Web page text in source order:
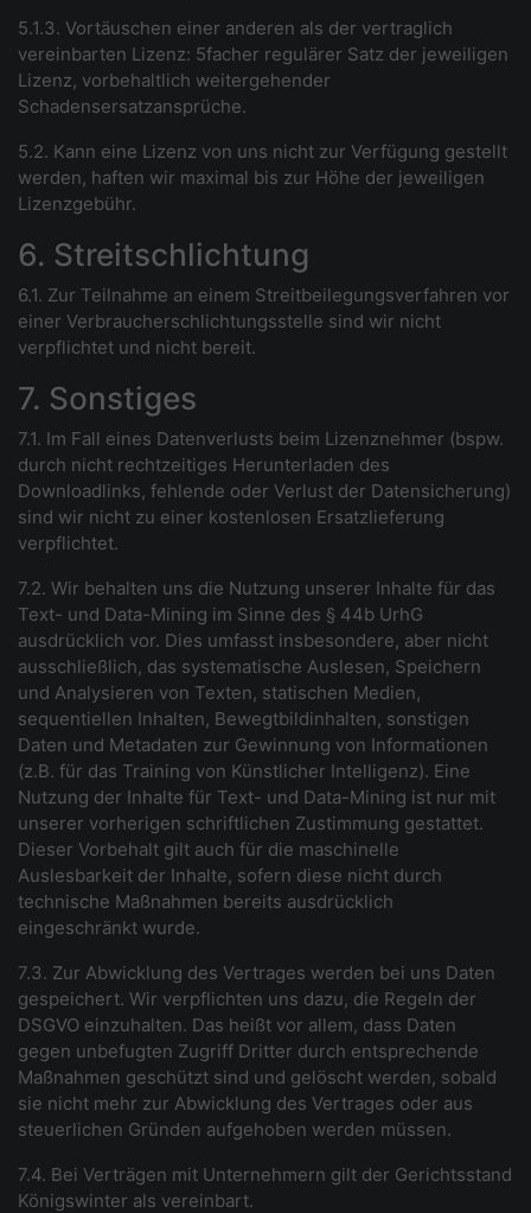
5.1.3. Vortäuschen einer anderen als der vertraglich
vereinbarten Lizenz: 5facher regulärer Satz der jeweiligen
Lizenz, vorbehaltlich weitergehender
Schadensersatzansprüche.
5.2. Kann eine Lizenz von uns nicht zur Verfügung gestellt
werden, haften wir maximal bis zur Höhe der jeweiligen
Lizenzgebühr.
6. Streitschlichtung
6.1. Zur Teilnahme an einem Streitbeilegungsverfahren vor
einer Verbraucherschlichtungsstelle sind wir nicht
verpflichtet und nicht bereit.
7. Sonstiges
7.1. Im Fall eines Datenverlusts beim Lizenznehmer (bspw.
durch nicht rechtzeitiges Herunterladen des
Downloadlinks, fehlende oder Verlust der Datensicherung)
sind wir nicht zu einer kostenlosen Ersatzlieferung
verpflichtet.
7.2. Wir behalten uns die Nutzung unserer Inhalte für das
Text- und Data-Mining im Sinne des § 44b UrhG
ausdrücklich vor. Dies umfasst insbesondere, aber nicht
ausschließlich, das systematische Auslesen, Speichern
und Analysieren von Texten, statischen Medien,
sequentiellen Inhalten, Bewegtbildinhalten, sonstigen
Daten und Metadaten zur Gewinnung von Informationen
(z.B. für das Training von Künstlicher Intelligenz). Eine
Nutzung der Inhalte für Text- und Data-Mining ist nur mit
unserer vorherigen schriftlichen Zustimmung gestattet.
Dieser Vorbehalt gilt auch für die maschinelle
Auslesbarkeit der Inhalte, sofern diese nicht durch
technische Maßnahmen bereits ausdrücklich
eingeschränkt wurde.
7.3. Zur Abwicklung des Vertrages werden bei uns Daten
gespeichert. Wir verpflichten uns dazu, die Regeln der
DSGVO einzuhalten. Das heißt vor allem, dass Daten
gegen unbefugten Zugriff Dritter durch entsprechende
Maßnahmen geschützt sind und gelöscht werden, sobald
sie nicht mehr zur Abwicklung des Vertrages oder aus
steuerlichen Gründen aufgehoben werden müssen.
7.4. Bei Verträgen mit Unternehmern gilt der Gerichtsstand
Königswinter als vereinbart.